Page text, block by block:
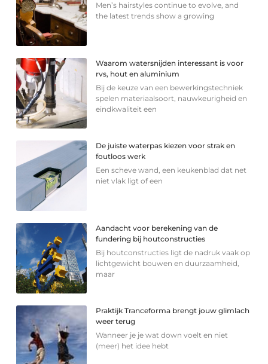
Men’s hairstyles continue to evolve, and
the latest trends show a growing
Waarom watersnijden interessant is voor
rvs, hout en aluminium
Bij de keuze van een bewerkingstechniek
spelen materiaalsoort, nauwkeurigheid en
eindkwaliteit een
De juiste waterpas kiezen voor strak en
foutloos werk
Een scheve wand, een keukenblad dat net
niet vlak ligt of een
Aandacht voor berekening van de
fundering bij houtconstructies
Bij houtconstructies ligt de nadruk vaak op
lichtgewicht bouwen en duurzaamheid,
maar
Praktijk Tranceforma brengt jouw glimlach
weer terug
Wanneer je je wat down voelt en niet
(meer) het idee hebt